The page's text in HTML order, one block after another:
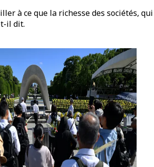
à ce que la richesse des sociétés,
il dit.